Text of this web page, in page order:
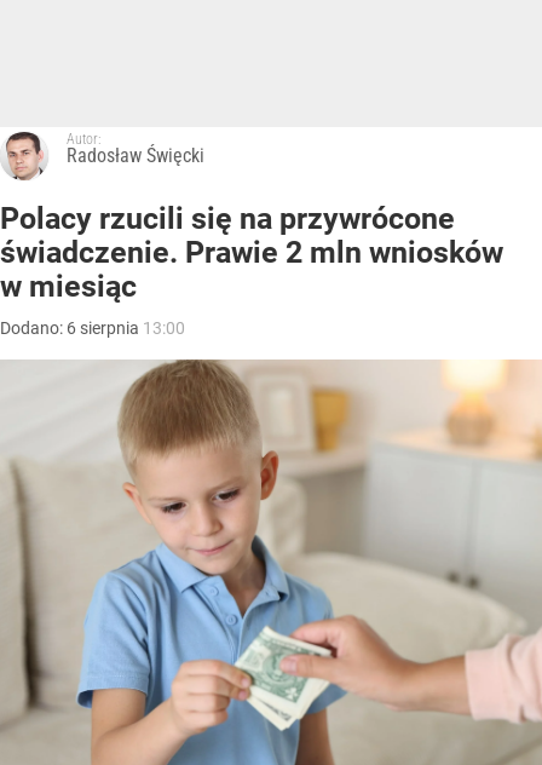
Autor:
Radosław Święcki
Polacy rzucili się na przywrócone
świadczenie. Prawie 2 mln wniosków
w miesiąc
Dodano: 6 sierpnia 13:00